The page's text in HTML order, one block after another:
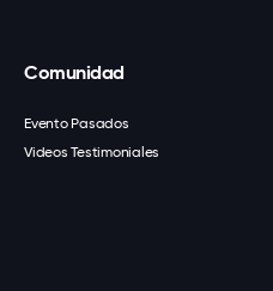
Comunidad
Evento Pasados
Videos Testimoniales